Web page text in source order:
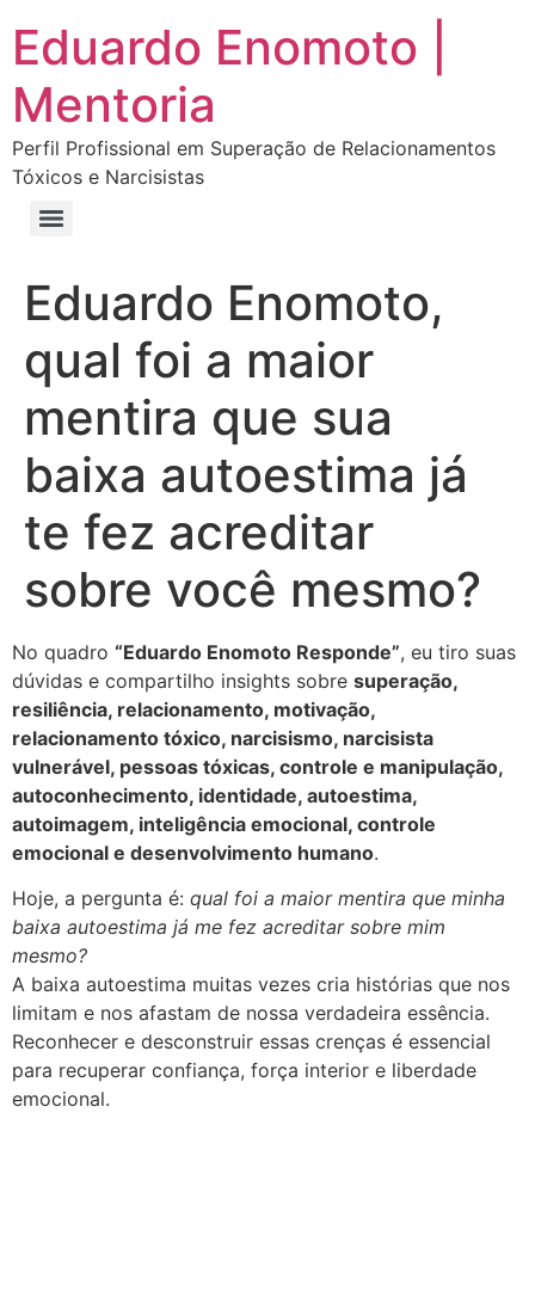
Eduardo Enomoto |
Mentoria
Perfil Profissional em Superação de Relacionamentos
Tóxicos e Narcisistas
Eduardo Enomoto,
qual foi a maior
mentira que sua
baixa autoestima já
te fez acreditar
sobre você mesmo?
No quadro “Eduardo Enomoto Responde”, eu tiro suas
dúvidas e compartilho insights sobre superação,
resiliência, relacionamento, motivação,
relacionamento tóxico, narcisismo, narcisista
vulnerável, pessoas tóxicas, controle e manipulação,
autoconhecimento, identidade, autoestima,
autoimagem, inteligência emocional, controle
emocional e desenvolvimento humano.
Hoje, a pergunta é: qual foi a maior mentira que minha
baixa autoestima já me fez acreditar sobre mim
mesmo?
A baixa autoestima muitas vezes cria histórias que nos
limitam e nos afastam de nossa verdadeira essência.
Reconhecer e desconstruir essas crenças é essencial
para recuperar confiança, força interior e liberdade
emocional.